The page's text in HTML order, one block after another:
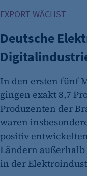
EXPORT WÄCHST
Deutsche
In den ersten fünf
gingen exakt 8,7
Produzenten der
waren
positiv
Ländern außerhalb
in der